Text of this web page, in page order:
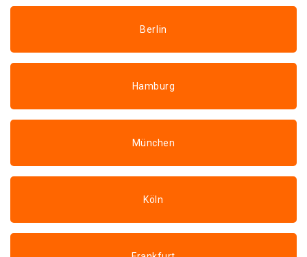
Berlin
Hamburg
München
Köln